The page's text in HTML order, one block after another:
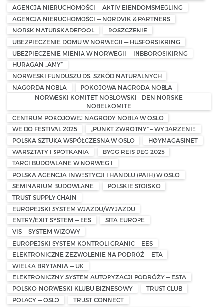
AGENCJA NIERUCHOMOŚCI — AKTIV EIENDOMSMEGLING
AGENCJA NIERUCHOMOŚCI — NORDVIK & PARTNERS
NORSK NATURSKADEPOOL
ROSZCZENIE
UBEZPIECZENIE DOMU W NORWEGII — HUSFORSIKRING
UBEZPIECZENIE MIENIA W NORWEGII — INBBOROSIKIRNG
HURAGAN „AMY”
NORWESKI FUNDUSZU DS. SZKÓD NATURALNYCH
NAGORDA NOBLA
POKOJOWA NAGRODA NOBLA
NORWESKI KOMITET NOBLOWSKI – DEN NORSKE
NOBELKOMITE
CENTRUM POKOJOWEJ NAGRODY NOBLA W OSLO
WE DO FESTIVAL 2025
„PUNKT ZWROTNY” – WYDARZENIE
POLSKA SZTUKA WSPÓŁCZESNA W OSLO
HØYMAGASINET
WARSZTATY I SPOTKANIA
BYGG REIS DEG 2025
TARGI BUDOWLANE W NORWEGII
POLSKA AGENCJA INWESTYCJI I HANDLU (PAIH) W OSLO
SEMINARIUM BUDOWLANE
POLSKIE STOISKO
TRUST SUPPLY CHAIN
EUROPEJSKI SYSTEM WJAZDU/WYJAZDU
ENTRY/EXIT SYSTEM — EES
SITA EUROPE
VIS — SYSTEM WIZOWY
EUROPEJSKI SYSTEM KONTROLI GRANIC — EES
ELEKTRONICZNE ZEZWOLENIE NA PODRÓŻ — ETA
WIELKA BRYTANIA — UK
ELEKTRONICZNY SYSTEM AUTORYZACJI PODRÓŻY — ESTA
POLSKO-NORWESKI KLUBU BIZNESOWY
TRUST CLUB
POLACY — OSLO
TRUST CONNECT